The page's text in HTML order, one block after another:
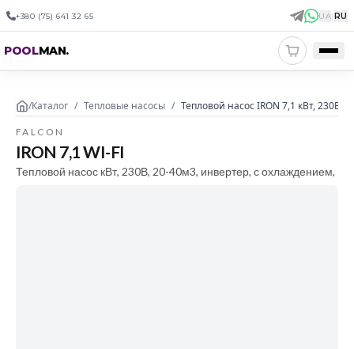
+380 (75) 641 32 65 UA|RU
POOLMAN.
/Каталог / Тепловые насосы / Тепловой насос IRON 7,1 кВт, 230В,
FALCON
IRON 7,1 WI-FI
Тепловой насос кВт, 230В, 20-40м3, инвертер, с охлаждением,